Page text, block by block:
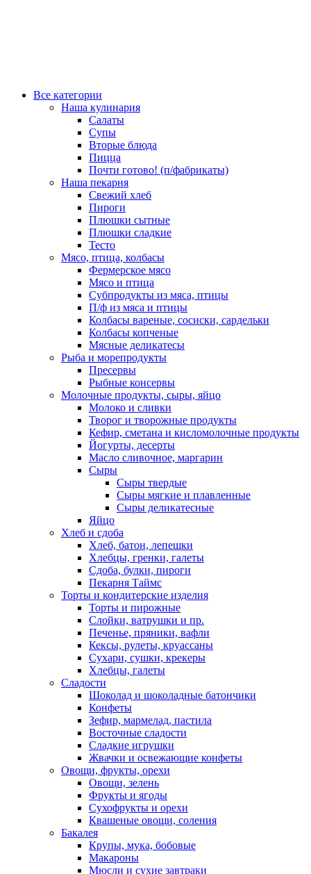
Все категории
Наша кулинария
Салаты
Супы
Вторые блюда
Пицца
Почти готово! (п/фабрикаты)
Наша пекарня
Свежий хлеб
Пироги
Плюшки сытные
Плюшки сладкие
Тесто
Мясо, птица, колбасы
Фермерское мясо
Мясо и птица
Субпродукты из мяса, птицы
П/ф из мяса и птицы
Колбасы вареные, сосиски, сардельки
Колбасы копченые
Мясные деликатесы
Рыба и морепродукты
Пресервы
Рыбные консервы
Молочные продукты, сыры, яйцо
Молоко и сливки
Творог и творожные продукты
Кефир, сметана и кисломолочные продукты
Йогурты, десерты
Масло сливочное, маргарин
Сыры
Сыры твердые
Сыры мягкие и плавленные
Сыры деликатесные
Яйцо
Хлеб и сдоба
Хлеб, батон, лепешки
Хлебцы, гренки, галеты
Сдоба, булки, пироги
Пекарня Таймс
Торты и кондитерские изделия
Торты и пирожные
Слойки, ватрушки и пр.
Печенье, пряники, вафли
Кексы, рулеты, круассаны
Сухари, сушки, крекеры
Хлебцы, галеты
Сладости
Шоколад и шоколадные батончики
Конфеты
Зефир, мармелад, пастила
Восточные сладости
Сладкие игрушки
Жвачки и освежающие конфеты
Овощи, фрукты, орехи
Овощи, зелень
Фрукты и ягоды
Сухофрукты и орехи
Квашеные овощи, соления
Бакалея
Крупы, мука, бобовые
Макароны
Мюсли и сухие завтраки